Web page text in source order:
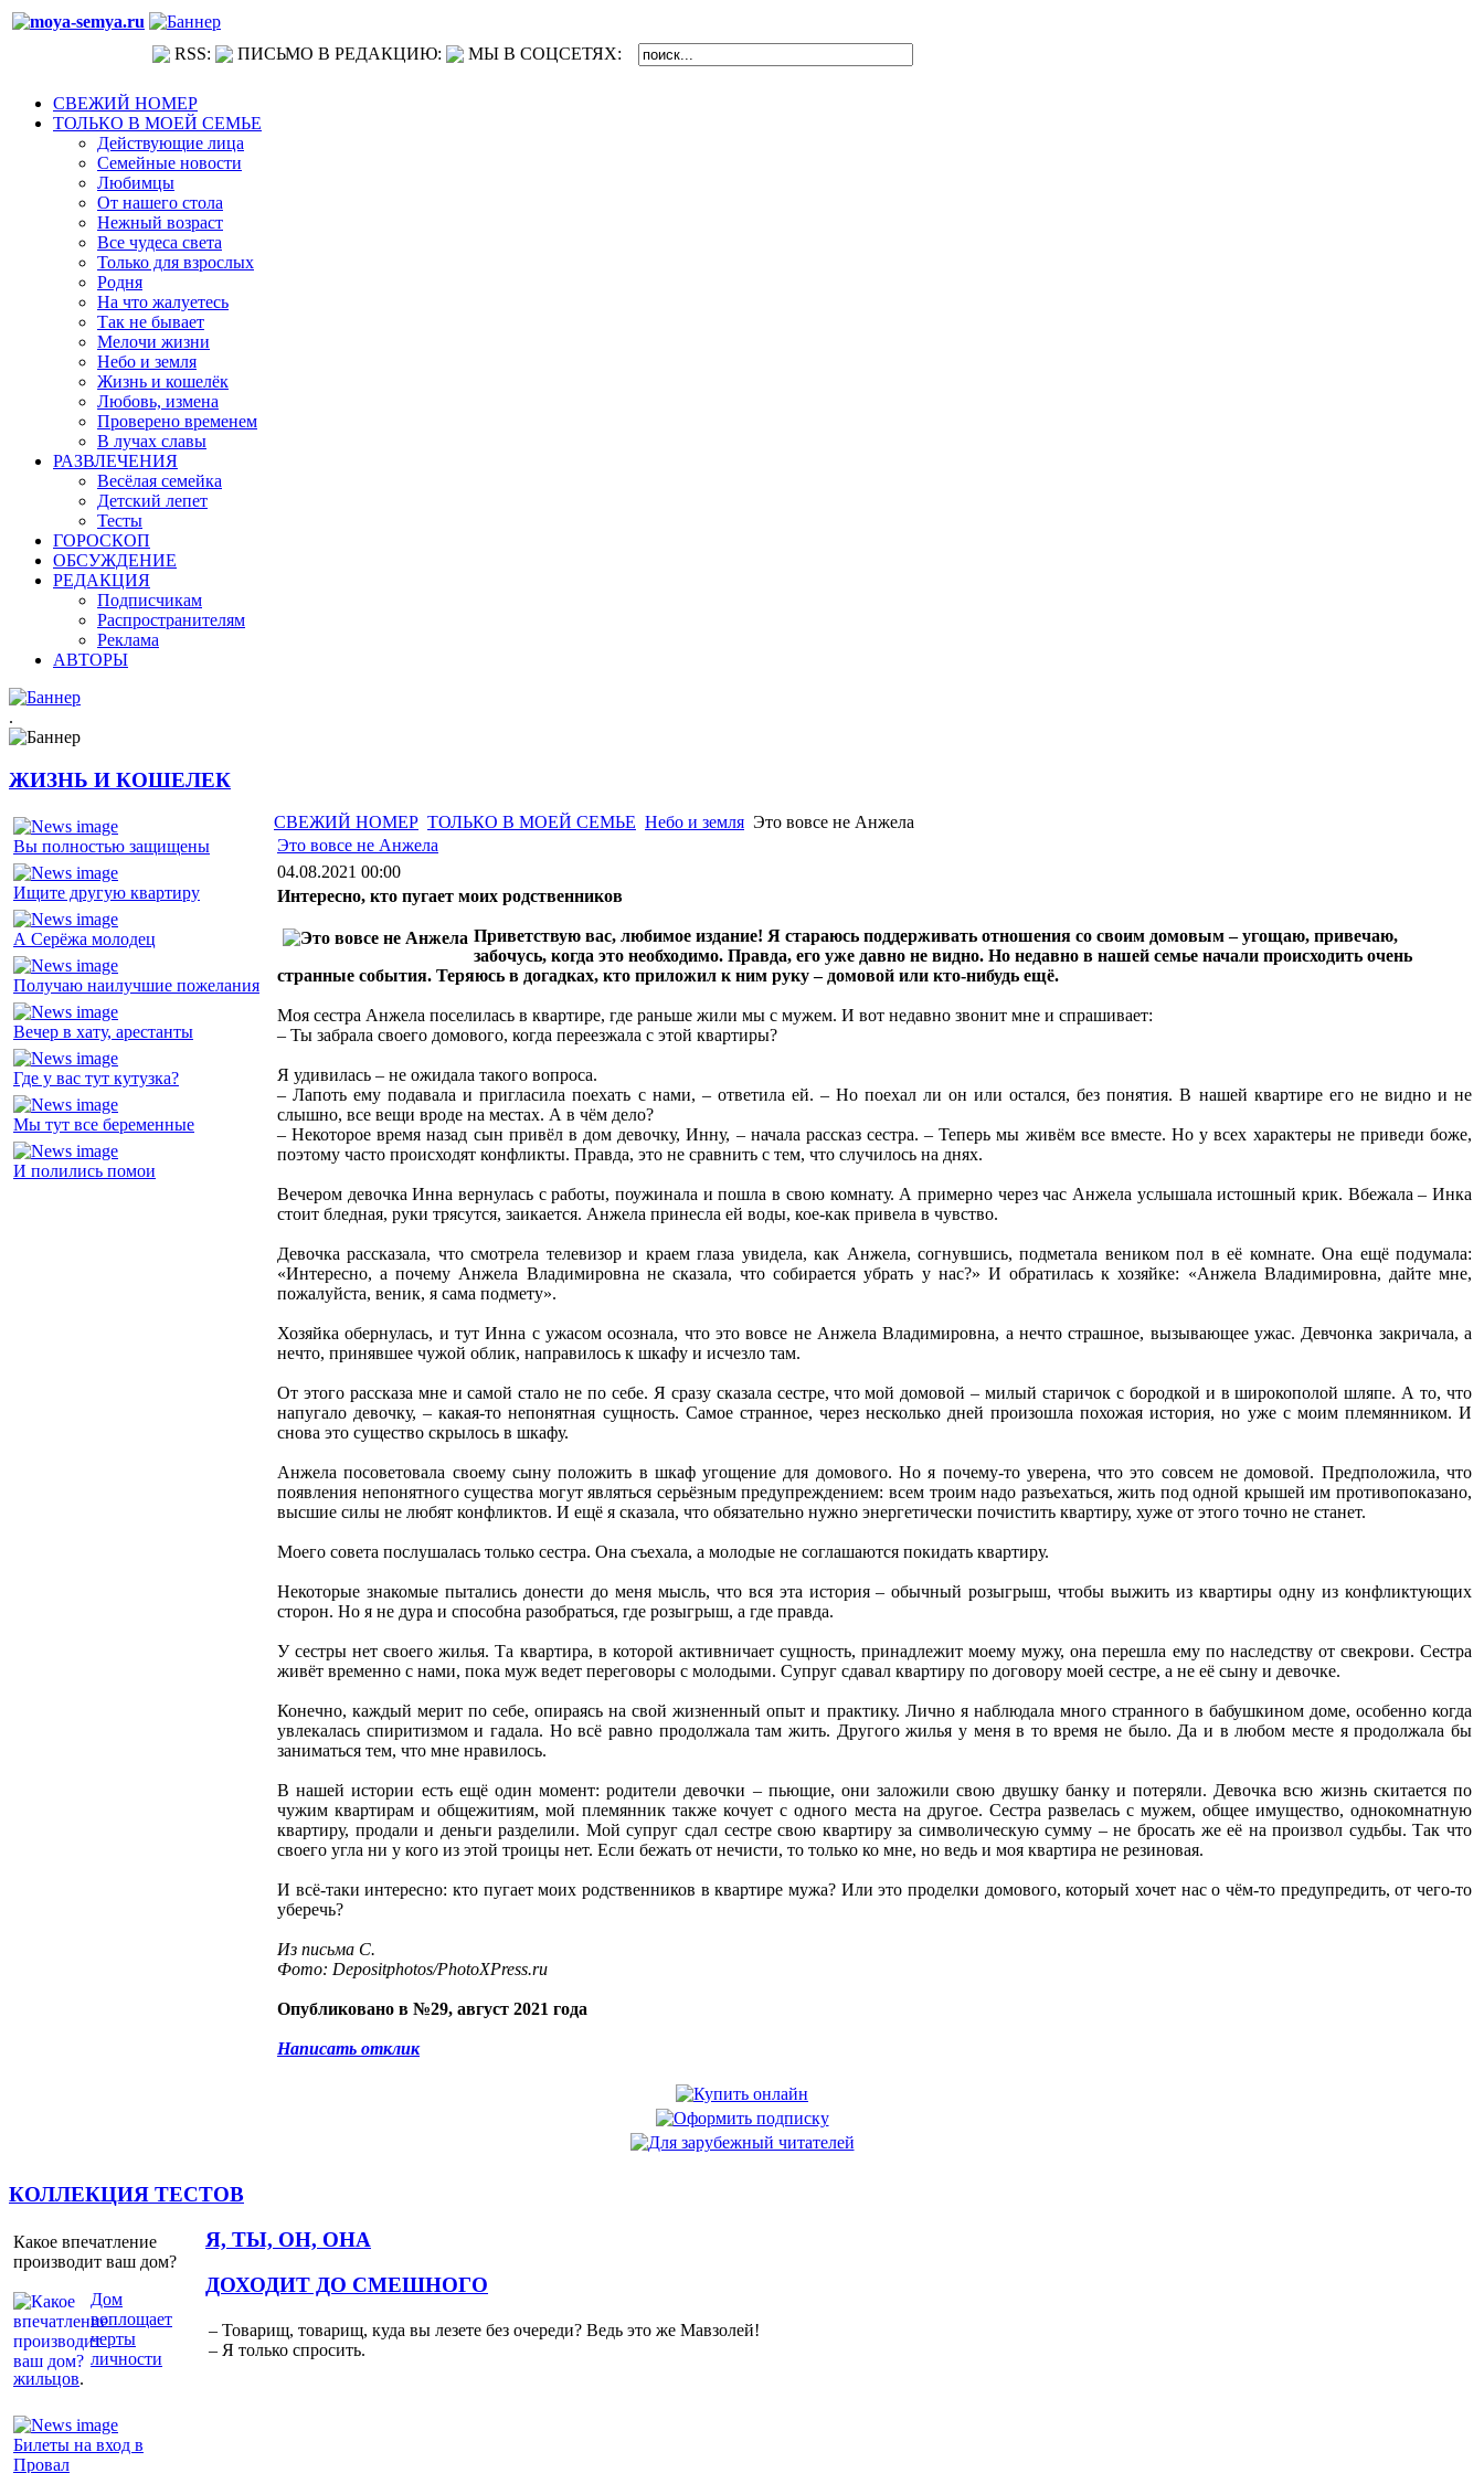
RSS: ПИСЬМО В РЕДАКЦИЮ: МЫ В СОЦСЕТЯХ:
СВЕЖИЙ НОМЕР
ТОЛЬКО В МОЕЙ СЕМЬЕ
Действующие лица
Семейные новости
Любимцы
От нашего стола
Нежный возраст
Все чудеса света
Только для взрослых
Родня
На что жалуетесь
Так не бывает
Мелочи жизни
Небо и земля
Жизнь и кошелёк
Любовь, измена
Проверено временем
В лучах славы
РАЗВЛЕЧЕНИЯ
Весёлая семейка
Детский лепет
Тесты
ГОРОСКОП
ОБСУЖДЕНИЕ
РЕДАКЦИЯ
Подписчикам
Распространителям
Реклама
АВТОРЫ
.
ЖИЗНЬ И КОШЕЛЕК
Вы полностью защищены
Ищите другую квартиру
А Серёжа молодец
Получаю наилучшие пожелания
Вечер в хату, арестанты
Где у вас тут кутузка?
Мы тут все беременные
И полились помои
СВЕЖИЙ НОМЕР ТОЛЬКО В МОЕЙ СЕМЬЕ Небо и земля Это вовсе не Анжела
Это вовсе не Анжела
04.08.2021 00:00
Интересно, кто пугает моих родственников
Приветствую вас, любимое издание! Я стараюсь поддерживать отношения со своим домовым – угощаю, привечаю,
забочусь, когда это необходимо. Правда, его уже давно не видно. Но недавно в нашей семье начали происходить очень
странные события. Теряюсь в догадках, кто приложил к ним руку – домовой или кто-нибудь ещё.
Моя сестра Анжела поселилась в квартире, где раньше жили мы с мужем. И вот недавно звонит мне и спрашивает:
– Ты забрала своего домового, когда переезжала с этой квартиры?
Я удивилась – не ожидала такого вопроса.
– Лапоть ему подавала и пригласила поехать с нами, – ответила ей. – Но поехал ли он или остался, без понятия. В нашей квартире его не видно и не
слышно, все вещи вроде на местах. А в чём дело?
– Некоторое время назад сын привёл в дом девочку, Инну, – начала рассказ сестра. – Теперь мы живём все вместе. Но у всех характеры не приведи боже,
поэтому часто происходят конфликты. Правда, это не сравнить с тем, что случилось на днях.
Вечером девочка Инна вернулась с работы, поужинала и пошла в свою комнату. А примерно через час Анжела услышала истошный крик. Вбежала – Инка
стоит бледная, руки трясутся, заикается. Анжела принесла ей воды, кое-как привела в чувство.
Девочка рассказала, что смотрела телевизор и краем глаза увидела, как Анжела, согнувшись, подметала веником пол в её комнате. Она ещё подумала:
«Интересно, а почему Анжела Владимировна не сказала, что собирается убрать у нас?» И обратилась к хозяйке: «Анжела Владимировна, дайте мне,
пожалуйста, веник, я сама подмету».
Хозяйка обернулась, и тут Инна с ужасом осознала, что это вовсе не Анжела Владимировна, а нечто страшное, вызывающее ужас. Девчонка закричала, а
нечто, принявшее чужой облик, направилось к шкафу и исчезло там.
От этого рассказа мне и самой стало не по себе. Я сразу сказала сестре, что мой домовой – милый старичок с бородкой и в широкополой шляпе. А то, что
напугало девочку, – какая-то непонятная сущность. Самое странное, через несколько дней произошла похожая история, но уже с моим племянником. И
снова это существо скрылось в шкафу.
Анжела посоветовала своему сыну положить в шкаф угощение для домового. Но я почему-то уверена, что это совсем не домовой. Предположила, что
появления непонятного существа могут являться серьёзным предупреждением: всем троим надо разъехаться, жить под одной крышей им противопоказано,
высшие силы не любят конфликтов. И ещё я сказала, что обязательно нужно энергетически почистить квартиру, хуже от этого точно не станет.
Моего совета послушалась только сестра. Она съехала, а молодые не соглашаются покидать квартиру.
Некоторые знакомые пытались донести до меня мысль, что вся эта история – обычный розыгрыш, чтобы выжить из квартиры одну из конфликтующих
сторон. Но я не дура и способна разобраться, где розыгрыш, а где правда.
У сестры нет своего жилья. Та квартира, в которой активничает сущность, принадлежит моему мужу, она перешла ему по наследству от свекрови. Сестра
живёт временно с нами, пока муж ведет переговоры с молодыми. Супруг сдавал квартиру по договору моей сестре, а не её сыну и девочке.
Конечно, каждый мерит по себе, опираясь на свой жизненный опыт и практику. Лично я наблюдала много странного в бабушкином доме, особенно когда
увлекалась спиритизмом и гадала. Но всё равно продолжала там жить. Другого жилья у меня в то время не было. Да и в любом месте я продолжала бы
заниматься тем, что мне нравилось.
В нашей истории есть ещё один момент: родители девочки – пьющие, они заложили свою двушку банку и потеряли. Девочка всю жизнь скитается по
чужим квартирам и общежитиям, мой племянник также кочует с одного места на другое. Сестра развелась с мужем, общее имущество, однокомнатную
квартиру, продали и деньги разделили. Мой супруг сдал сестре свою квартиру за символическую сумму – не бросать же её на произвол судьбы. Так что
своего угла ни у кого из этой троицы нет. Если бежать от нечисти, то только ко мне, но ведь и моя квартира не резиновая.
И всё-таки интересно: кто пугает моих родственников в квартире мужа? Или это проделки домового, который хочет нас о чём-то предупредить, от чего-то
уберечь?
Из письма С.
Фото: Depositphotos/PhotoXPress.ru
Опубликовано в №29, август 2021 года
Написать отклик
КОЛЛЕКЦИЯ ТЕСТОВ
Какое впечатление
производит ваш дом?
Дом
воплощает
черты
личности
жильцов.
Я, ТЫ, ОН, ОНА
Билеты на вход в
Провал
ДОХОДИТ ДО СМЕШНОГО
– Товарищ, товарищ, куда вы лезете без очереди? Ведь это же Мавзолей!
– Я только спросить.